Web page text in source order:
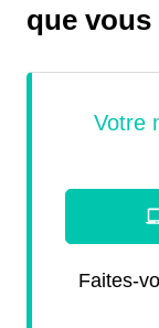
que vous
Faites-